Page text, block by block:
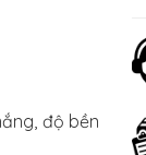
độ bền